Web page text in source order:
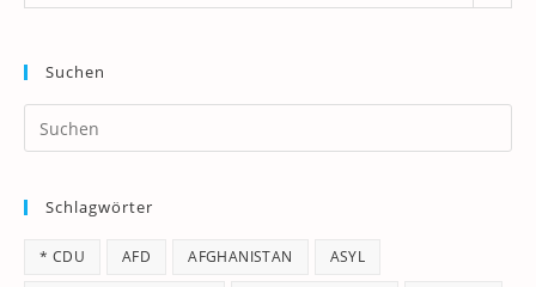
Suchen
Schlagwörter
* CDU AFD AFGHANISTAN ASYL